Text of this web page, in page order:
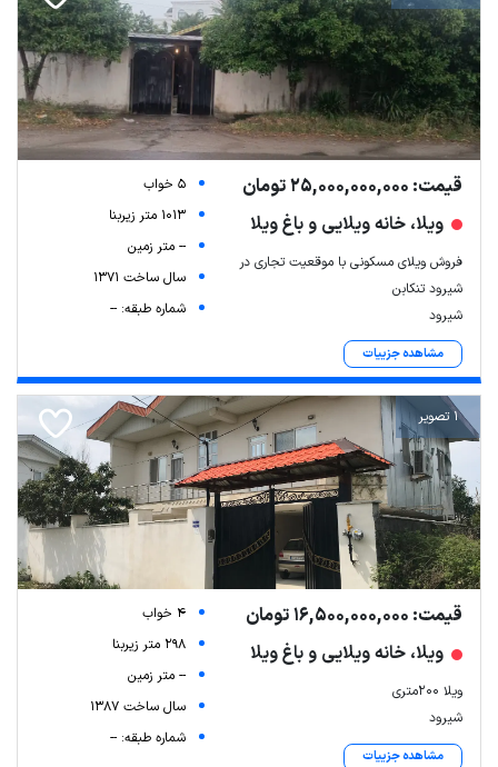
Leaflet| Map data ©ariamarz.com
قیمت: 25,000,000,000 تومان
ویلا، خانه ویلایی و باغ ویلا
فروش ویلای مسکونی با موقعیت تجاری در
شیرود تنکابن
شیرود
مشاهده جزییات
5 خواب
1013 متر زیربنا
-- متر زمین
سال ساخت 1371
شماره طبقه: --
1 تصویر
قیمت: 16,500,000,000 تومان
ویلا، خانه ویلایی و باغ ویلا
ویلا ۲۰۰متری
شیرود
مشاهده جزییات
4 خواب
298 متر زیربنا
-- متر زمین
سال ساخت 1387
شماره طبقه: --